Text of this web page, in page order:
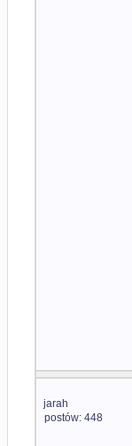
jarah
postów: 448